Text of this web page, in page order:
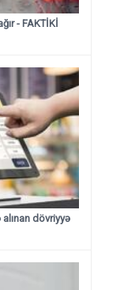
- FAKTİKİ
dövriyyə